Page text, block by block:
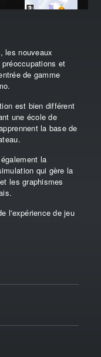
les nouveaux
et
de gamme
est bien différent
une école de
la base de
la
qui gère la
les graphismes
l'expérience de jeu